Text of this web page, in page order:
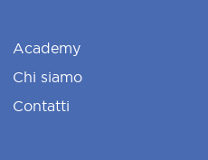
Academy
Chi siamo
Contatti